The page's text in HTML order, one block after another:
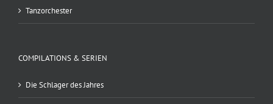
Tanzorchester
COMPILATIONS & SERIEN
Die Schlager des Jahres